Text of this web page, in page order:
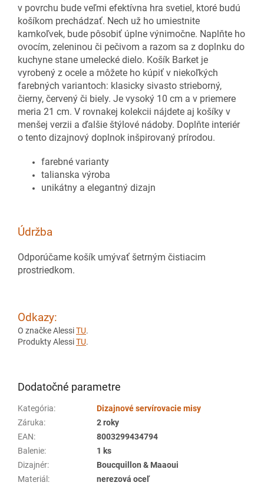
v povrchu bude veľmi efektívna hra svetiel, ktoré budú
košíkom prechádzať. Nech už ho umiestnite
kamkoľvek, bude pôsobiť úplne výnimočne. Naplňte ho
ovocím, zeleninou či pečivom a razom sa z doplnku do
kuchyne stane umelecké dielo. Košík Barket je
vyrobený z ocele a môžete ho kúpiť v niekoľkých
farebných variantoch: klasicky sivasto strieborný,
čierny, červený či biely. Je vysoký 10 cm a v priemere
meria 21 cm. V rovnakej kolekcii nájdete aj košíky v
menšej verzii a ďalšie štýlové nádoby. Doplňte interiér
o tento dizajnový doplnok inšpirovaný prírodou.
farebné varianty
talianska výroba
unikátny a elegantný dizajn
Údržba
Odporúčame košík umývať šetrným čistiacim
prostriedkom.
Odkazy:
O značke AlessiTU.
Produkty AlessiTU.
Dodatočné parametre
Kategória:
Dizajnové servírovacie misy
Záruka:
2 roky
EAN:
8003299434794
Balenie:
1 ks
Dizajnér:
Boucquillon & Maaoui
Materiál :
nerezová oceľ